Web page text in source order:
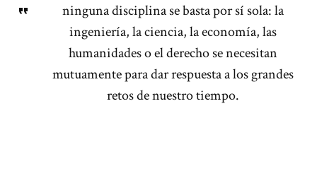
ninguna disciplina se basta por sí sola: la
ingeniería, la ciencia, la economía, las
humanidades o el derecho se necesitan
mutuamente para dar respuesta a los grandes
retos de nuestro tiempo.